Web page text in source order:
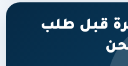
قبل طلب